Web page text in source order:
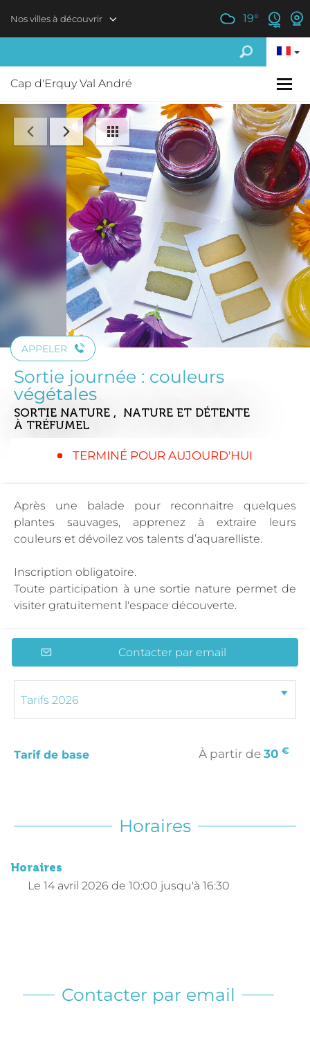
Nos villes à découvrir 19°
Cap d'Erquy Val André
APPELER
Sortie journée : couleurs
végétales
SORTIE NATURE , NATURE ET DÉTENTE
À TRÉFUMEL
TERMINÉ POUR AUJOURD'HUI
Après une balade pour reconnaitre quelques
plantes sauvages, apprenez à extraire leurs
couleurs et dévoilez vos talents d’aquarelliste.
Inscription obligatoire.
Toute participation à une sortie nature permet de
visiter gratuitement l'espace découverte.
Contacter par email
Tarif de base À partir de 30 €
Horaires
Horaires
Le 14 avril 2026 de 10:00 jusqu'à 16:30
Contacter par email